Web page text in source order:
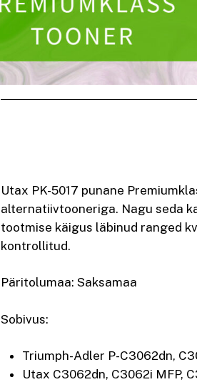
Utax PK-5017 punane
alternatiivtooneriga. Nagu seda
tootmise käigus läbinud ranged
kontrollitud.
Päritolumaa: Saksamaa
Sobivus:
Triumph-Adler P-C3062dn,
Utax C3062dn, C3062i MFP,